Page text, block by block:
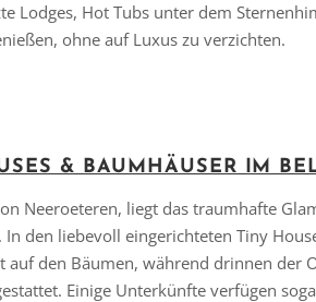
Lodges, Hot Tubs unter dem
ohne auf Luxus zu verzichten.
& BAUMHÄUSER IM
Neeroeteren, liegt das traumhafte
den liebevoll eingerichteten Tiny
auf den Bäumen, während drinnen der
Einige Unterkünfte verfügen